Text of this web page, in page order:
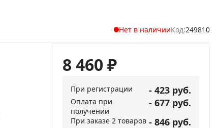
Нет в наличииКод:249810
8 460₽
При регистрации - 423 руб.
Оплата при
получении
- 677 руб.
При заказе 2 товаров - 846 руб.